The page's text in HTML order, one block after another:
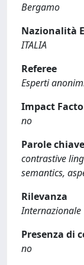
Bergamo
Nazionalità
ITALIA
Referee
Esperti
Impact
no
Parole chiave
contrastive
semantics,
Rilevanza
Internazionale
Presenza di
no